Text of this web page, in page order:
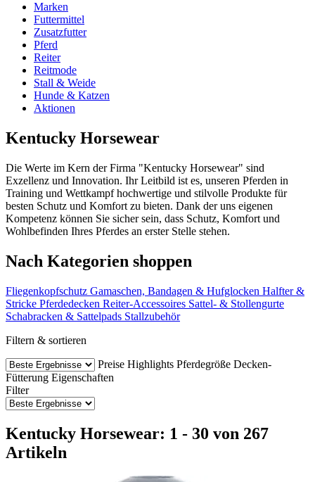
Marken
Futtermittel
Zusatzfutter
Pferd
Reiter
Reitmode
Stall & Weide
Hunde & Katzen
Aktionen
Kentucky Horsewear
Die Werte im Kern der Firma "Kentucky Horsewear" sind
Exzellenz und Innovation. Ihr Leitbild ist es, unseren Pferden in
Training und Wettkampf hochwertige und stilvolle Produkte für
besten Schutz und Komfort zu bieten. Dank der uns eigenen
Kompetenz können Sie sicher sein, dass Schutz, Komfort und
Wohlbefinden Ihres Pferdes an erster Stelle stehen.
Nach Kategorien shoppen
Fliegenkopfschutz Gamaschen, Bandagen & Hufglocken Halfter &
Stricke Pferdedecken Reiter-Accessoires Sattel- & Stollengurte
Schabracken & Sattelpads Stallzubehör
Filtern & sortieren
Preise Highlights Pferdegröße Decken-
Fütterung Eigenschaften
Filter
Kentucky Horsewear: 1 - 30 von 267
Artikeln